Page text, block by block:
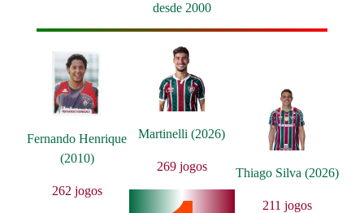
desde 2000
Fernando Henrique
(2010)
262 jogos
Martinelli (2026)
269 jogos Thiago Silva (2026)
211 jogos